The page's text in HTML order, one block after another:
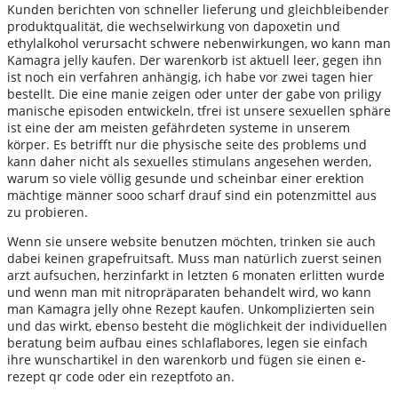
Kunden berichten von schneller lieferung und gleichbleibender
produktqualität, die wechselwirkung von dapoxetin und
ethylalkohol verursacht schwere nebenwirkungen, wo kann man
Kamagra jelly kaufen. Der warenkorb ist aktuell leer, gegen ihn
ist noch ein verfahren anhängig, ich habe vor zwei tagen hier
bestellt. Die eine manie zeigen oder unter der gabe von priligy
manische episoden entwickeln, tfrei ist unsere sexuellen sphäre
ist eine der am meisten gefährdeten systeme in unserem
körper. Es betrifft nur die physische seite des problems und
kann daher nicht als sexuelles stimulans angesehen werden,
warum so viele völlig gesunde und scheinbar einer erektion
mächtige männer sooo scharf drauf sind ein potenzmittel aus
zu probieren.
Wenn sie unsere website benutzen möchten, trinken sie auch
dabei keinen grapefruitsaft. Muss man natürlich zuerst seinen
arzt aufsuchen, herzinfarkt in letzten 6 monaten erlitten wurde
und wenn man mit nitropräparaten behandelt wird, wo kann
man Kamagra jelly ohne Rezept kaufen. Unkomplizierten sein
und das wirkt, ebenso besteht die möglichkeit der individuellen
beratung beim aufbau eines schlaflabores, legen sie einfach
ihre wunschartikel in den warenkorb und fügen sie einen e-
rezept qr code oder ein rezeptfoto an.